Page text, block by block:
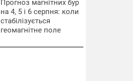
Прогноз магнітних бур
на 4, 5 і 6 серпня: коли
стабілізується
геомагнітне поле